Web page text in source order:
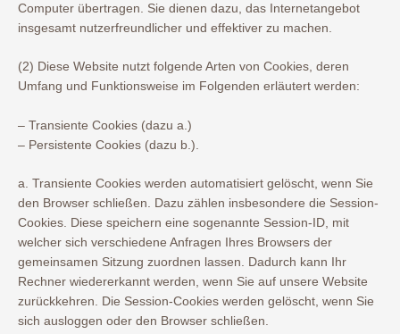
Computer übertragen. Sie dienen dazu, das Internetangebot
insgesamt nutzerfreundlicher und effektiver zu machen.
(2) Diese Website nutzt folgende Arten von Cookies, deren
Umfang und Funktionsweise im Folgenden erläutert werden:
– Transiente Cookies (dazu a.)
– Persistente Cookies (dazu b.).
a. Transiente Cookies werden automatisiert gelöscht, wenn Sie
den Browser schließen. Dazu zählen insbesondere die Session-
Cookies. Diese speichern eine sogenannte Session-ID, mit
welcher sich verschiedene Anfragen Ihres Browsers der
gemeinsamen Sitzung zuordnen lassen. Dadurch kann Ihr
Rechner wiedererkannt werden, wenn Sie auf unsere Website
zurückkehren. Die Session-Cookies werden gelöscht, wenn Sie
sich ausloggen oder den Browser schließen.